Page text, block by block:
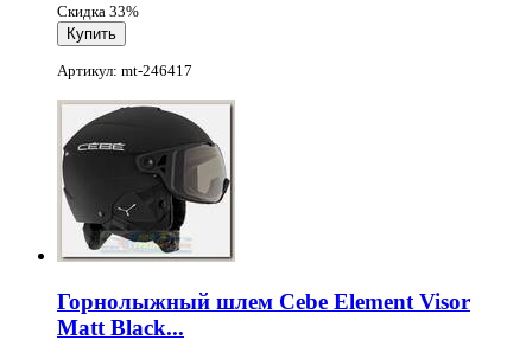
Скидка 33%
Артикул: mt-246417
Горнолыжный шлем Cebe Element Visor
Matt Black...